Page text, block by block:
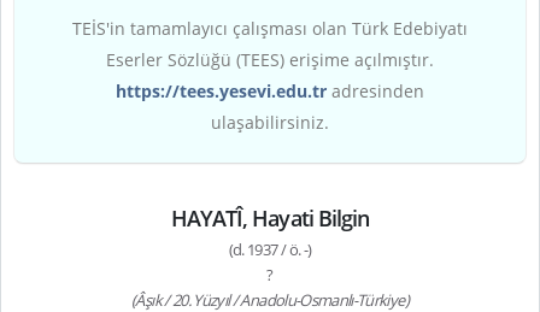
TEİS'in tamamlayıcı çalışması olan Türk Edebiyatı
Eserler Sözlüğü (TEES) erişime açılmıştır.
https://tees.yesevi.edu.tr adresinden
ulaşabilirsiniz.
HAYATÎ, Hayati Bilgin
(d. 1937 / ö. -)
?
(Âşık / 20. Yüzyıl / Anadolu-Osmanlı-Türkiye)